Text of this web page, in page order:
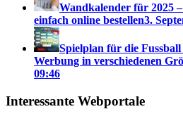
Wandkalender für 2025
einfach online bestellen3.
Spielplan für die
Werbung in verschiedenen
09:46
Interessante Webportale